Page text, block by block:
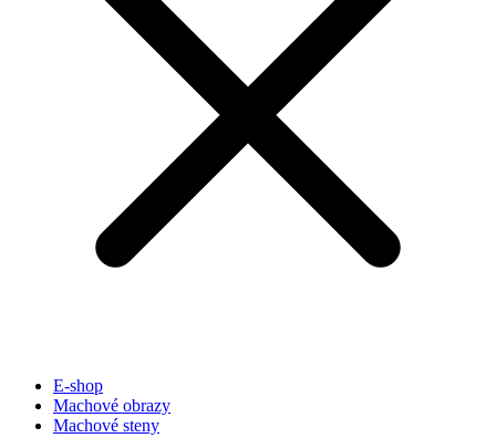
E-shop
Machové obrazy
Machové steny